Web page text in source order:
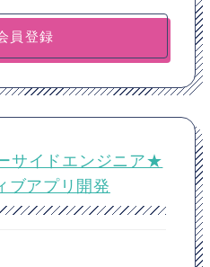
員登録
サイドエンジニア★
ブアプリ開発